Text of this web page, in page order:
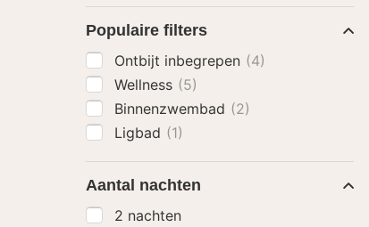
Populaire filters
Ontbijt inbegrepen (4)
Wellness (5)
Binnenzwembad (2)
Ligbad (1)
Aantal nachten
2 nachten